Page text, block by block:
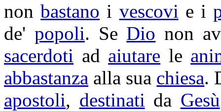
nonbastano i vescovi e i
de' popoli. Se Dio non
sacerdoti ad aiutare le
abbastanza alla sua chiesa.
apostoli, destinati da Gesù